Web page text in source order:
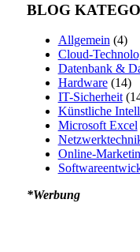
BLOG
Allgemein(4)
Cloud-
Datenbank &
Hardware(14)
IT-Sicherheit
Künstliche
Microsoft Excel
Online-
*Werbung